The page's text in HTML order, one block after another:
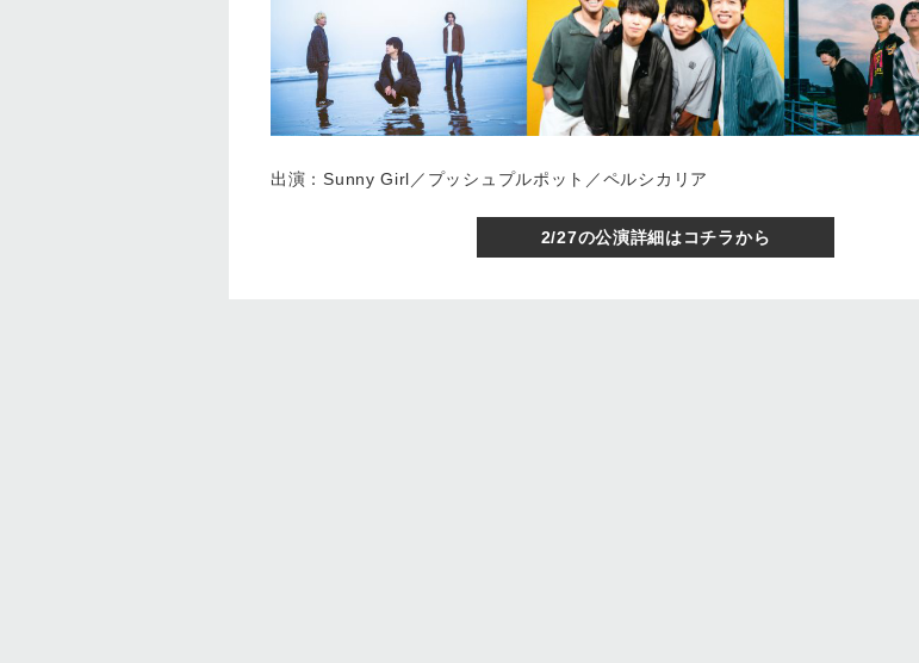
出演：Sunny Girl／プッシュプルポット／ペルシカリア
2/27の公演詳細はコチラから